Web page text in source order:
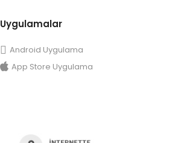
Uygulamalar
Android Uygulama
App Store Uygulama